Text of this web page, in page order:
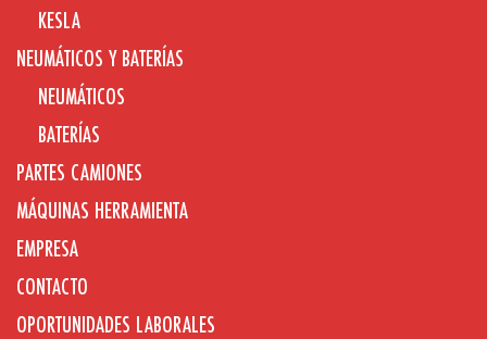
KESLA
NEUMÁTICOS Y BATERÍAS
NEUMÁTICOS
BATERÍAS
PARTES CAMIONES
MÁQUINAS HERRAMIENTA
EMPRESA
CONTACTO
OPORTUNIDADES LABORALES